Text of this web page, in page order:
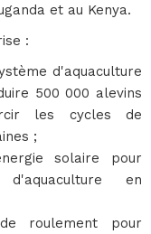
et au Kenya.
:
d'aquaculture
500 000 alevins
les cycles de
;
solaire pour
en
roulement pour